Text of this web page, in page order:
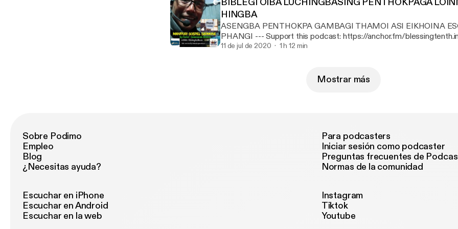
HINGBA
ASENGBA PENTHOKPA GAMBAGI THAMOI ASI EIKHOINA
PHANGI --- Support this podcast: https://anchor.fm/blessingtenth.in/support
[https://anchor.fm/blessingtenth.in/support]
11 de jul de 2020 1 h 12 min
Mostrar más
Sobre Podimo
Empleo
Blog
¿Necesitas ayuda?
Para podcasters
Iniciar sesión como podcaster
Preguntas frecuentes de
Normas de la comunidad
Escuchar en iPhone
Escuchar en Android
Escuchar en la web
Instagram
Tiktok
Youtube